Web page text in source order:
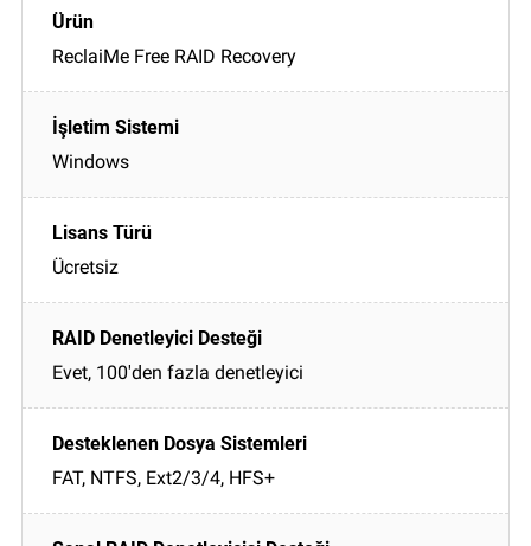
ReclaiMe Free RAID Recovery
Windows
Ücretsiz
Evet, 100'den fazla denetleyici
FAT, NTFS, Ext2/3/4, HFS+